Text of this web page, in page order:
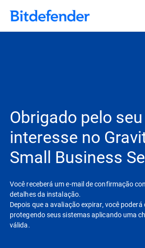
Obrigado pelo seu
interesse no
Small Business
Você receberá um e-mail de confirmação
detalhes da instalação.
Depois que a avaliação expirar, você
protegendo seus sistemas aplicando uma
válida.